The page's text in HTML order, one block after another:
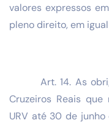
valores expressos
pleno direito, em
Art. 14. As
Cruzeiros Reais
URV até 30 de junho